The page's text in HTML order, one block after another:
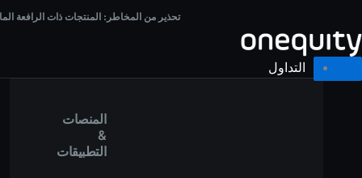
إلى
المحتوى
تحذير من المخاطر: المنتجات ذات الرافعة
المنتجات ذات الرافعة المالية تحمل مستوى عالٍ من المخاطر وقد
التداول
المنصات
&
التطبيقات